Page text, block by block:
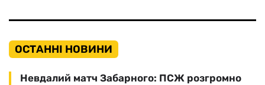
ОСТАННІ НОВИНИ
Невдалий матч Забарного: ПСЖ розгромно